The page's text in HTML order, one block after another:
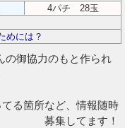
4パチ 28玉
めには？
の御協力のもと作られ
る箇所など、情報随時
募集してます！